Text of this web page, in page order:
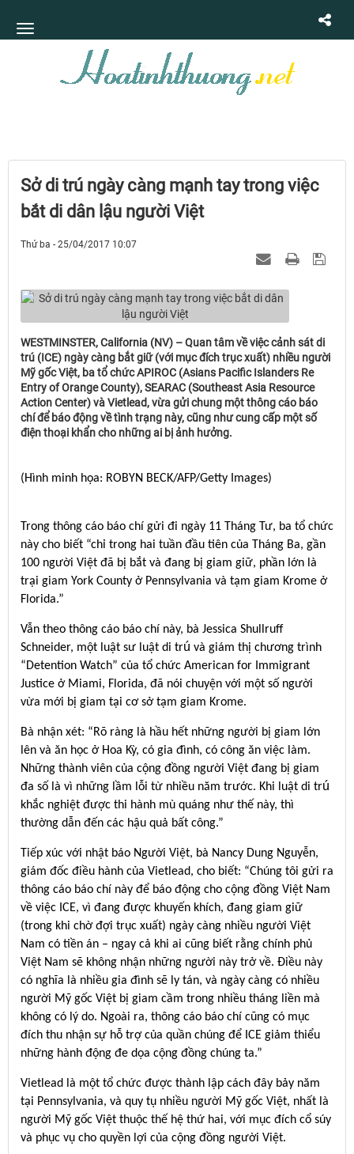
Sở di trú ngày càng mạnh tay trong việc
bắt di dân lậu người Việt
Thứ ba - 25/04/2017 10:07
WESTMINSTER, California (NV) – Quan tâm về việc cảnh sát di
trú (ICE) ngày càng bắt giữ (với mục đích trục xuất) nhiều người
Mỹ gốc Việt, ba tổ chức APIROC (Asians Pacific Islanders Re
Entry of Orange County), SEARAC (Southeast Asia Resource
Action Center) và Vietlead, vừa gửi chung một thông cáo báo
chí để báo động về tình trạng này, cũng như cung cấp một số
điện thoại khẩn cho những ai bị ảnh hưởng.
(Hình minh họa: ROBYN BECK/AFP/Getty Images)
Trong thông cáo báo chí gửi đi ngày 11 Tháng Tư, ba tổ chức
này cho biết “chỉ trong hai tuần đầu tiên của Tháng Ba, gần
100 người Việt đã bị bắt và đang bị giam giữ, phần lớn là
trại giam York County ở Pennsylvania và tạm giam Krome ở
Florida.”
Vẫn theo thông cáo báo chí này, bà Jessica Shullruff
Schneider, một luật sư luật di trú và giám thị chương trình
“Detention Watch” của tổ chức American for Immigrant
Justice ở Miami, Florida, đã nói chuyện với một số người
vừa mới bị giam tại cơ sở tạm giam Krome.
Bà nhận xét: “Rõ ràng là hầu hết những người bị giam lớn
lên và ăn học ở Hoa Kỳ, có gia đình, có công ăn việc làm.
Những thành viên của cộng đồng người Việt đang bị giam
đa số là vì những lầm lỗi từ nhiều năm trước. Khi luật di trú
khắc nghiệt được thi hành mù quáng như thế này, thì
thường dẫn đến các hậu quả bất công.”
Tiếp xúc với nhật báo Người Việt, bà Nancy Dung Nguyễn,
giám đốc điều hành của Vietlead, cho biết: “Chúng tôi gửi ra
thông cáo báo chí này để báo động cho cộng đồng Việt Nam
về việc ICE, vì đang được khuyến khích, đang giam giữ
(trong khi chờ đợi trục xuất) ngày càng nhiều người Việt
Nam có tiền án – ngay cả khi ai cũng biết rằng chính phủ
Việt Nam sẽ không nhận những người này trở về. Điều này
có nghĩa là nhiều gia đình sẽ ly tán, và ngày càng có nhiều
người Mỹ gốc Việt bị giam cầm trong nhiều tháng liền mà
không có lý do. Ngoài ra, thông cáo báo chí cũng có mục
đích thu nhận sự hỗ trợ của quần chúng để ICE giảm thiểu
những hành động đe dọa cộng đồng chúng ta.”
Vietlead là một tổ chức được thành lập cách đây bảy năm
tại Pennsylvania, và quy tụ nhiều người Mỹ gốc Việt, nhất là
người Mỹ gốc Việt thuộc thế hệ thứ hai, với mục đích cổ súy
và phục vụ cho quyền lợi của cộng đồng người Việt.